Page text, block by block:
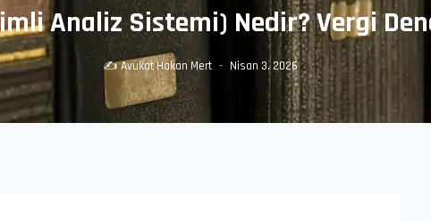
Analiz Sistemi) Nedir? Vergi
✍️Avukat Hakan Mert Nisan 3, 2026